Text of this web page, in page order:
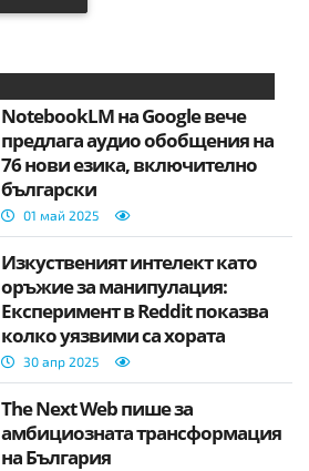
NotebookLM на Google вече
предлага аудио обобщения на
76 нови езика, включително
български
01 май 2025
Изкуственият интелект като
оръжие за манипулация:
Експеримент в Reddit показва
колко уязвими са хората
30 апр 2025
The Next Web пише за
амбициозната трансформация
на България